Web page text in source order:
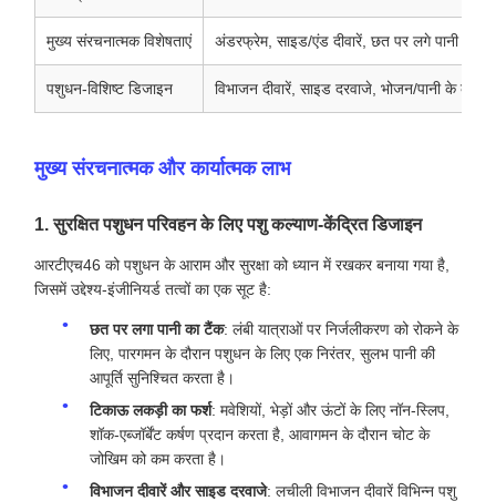
मुख्य संरचनात्मक विशेषताएं अंडरफ्रेम, साइड/एंड दीवारें, छत पर लगे पानी का
पशुधन-विशिष्ट डिजाइन विभाजन दीवारें, साइड दरवाजे, भोजन/पानी के कुंड,
मुख्य संरचनात्मक और कार्यात्मक लाभ
1. सुरक्षित पशुधन परिवहन के लिए पशु कल्याण-केंद्रित डिजाइन
आरटीएच46 को पशुधन के आराम और सुरक्षा को ध्यान में रखकर बनाया गया है,
जिसमें उद्देश्य-इंजीनियर्ड तत्वों का एक सूट है:
छत पर लगा पानी का टैंक: लंबी यात्राओं पर निर्जलीकरण को रोकने के
लिए, पारगमन के दौरान पशुधन के लिए एक निरंतर, सुलभ पानी की
आपूर्ति सुनिश्चित करता है।
टिकाऊ लकड़ी का फर्श: मवेशियों, भेड़ों और ऊंटों के लिए नॉन-स्लिप,
शॉक-एब्जॉर्बेंट कर्षण प्रदान करता है, आवागमन के दौरान चोट के
जोखिम को कम करता है।
विभाजन दीवारें और साइड दरवाजे: लचीली विभाजन दीवारें विभिन्न पशु